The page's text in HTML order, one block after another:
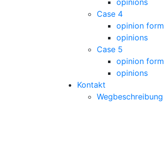
Case 4
opinion form
opinions
Case 5
opinion form
opinions
Kontakt
Wegbeschreibung